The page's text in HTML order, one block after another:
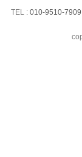
TEL : 010-9510-7909